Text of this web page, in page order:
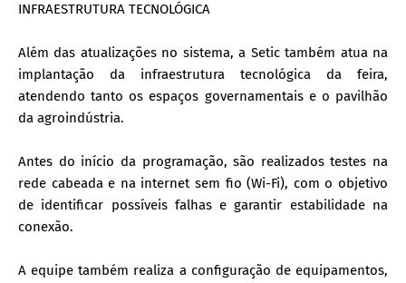
INFRAESTRUTURA TECNOLÓGICA
Além das atualizações no sistema, a Setic também atua na
implantação da infraestrutura tecnológica da feira,
atendendo tanto os espaços governamentais e o pavilhão
da agroindústria.
Antes do início da programação, são realizados testes na
rede cabeada e na internet sem fio (Wi-Fi), com o objetivo
de identificar possíveis falhas e garantir estabilidade na
conexão.
A equipe também realiza a configuração de equipamentos,